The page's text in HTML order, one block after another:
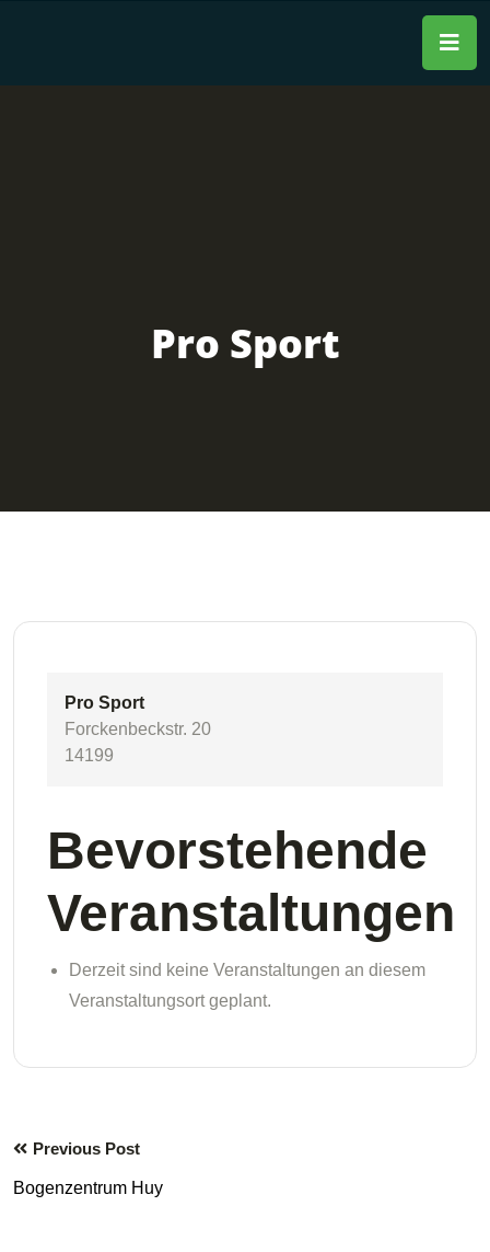
Pro Sport
Pro Sport
Forckenbeckstr. 20
14199
Bevorstehende
Veranstaltungen
Derzeit sind keine Veranstaltungen an diesem
Veranstaltungsort geplant.
Previous Post
Bogenzentrum Huy